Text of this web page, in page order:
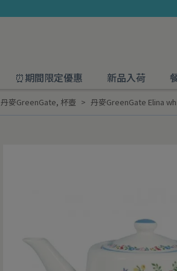
⏰期間限定優惠 新品入荷
丹麥GreenGate, 杯壺 丹麥GreenGate Elina